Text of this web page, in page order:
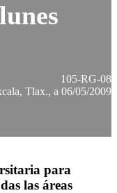
105-RG-08
Tlax., a 06/05/2009
para
las áreas